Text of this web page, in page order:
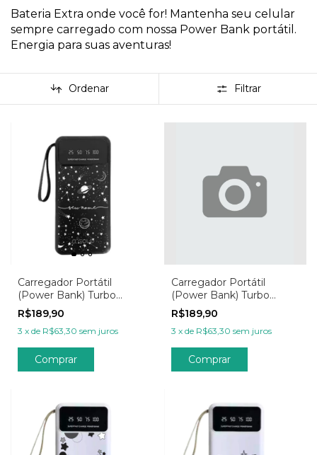
Bateria Extra onde você for! Mantenha seu celular
sempre carregado com nossa Power Bank portátil.
Energia para suas aventuras!
Ordenar Filtrar
Carregador Portátil
(Power Bank) Turbo
20.000mAh
Personalizada - Galáxia
Estrelas e Planetas II
R$189,90
3 x de R$63,30 sem juros
Comprar
Carregador Portátil
(Power Bank) Turbo
20.000mAh
Personalizado - Sua Foto,
Sua Arte, Seu Logo
R$189,90
3 x de R$63,30 sem juros
Comprar